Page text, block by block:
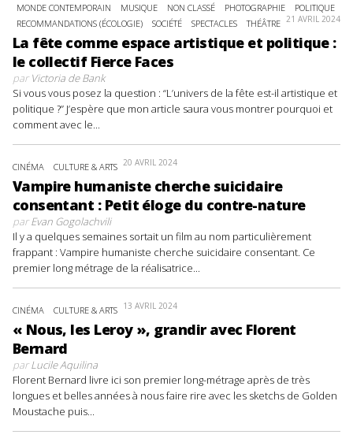
MONDE CONTEMPORAIN
MUSIQUE NON CLASSÉ PHOTOGRAPHIE
POLITIQUE
RECOMMANDATIONS (ÉCOLOGIE)
SOCIÉTÉ SPECTACLES THÉÂTRE 21 AVRIL 2024
La fête comme espace artistique et politique :
le collectif Fierce Faces
parVictoria de Bank
Si vous vous posez la question : “L’univers de la fête est-il artistique et
politique ?” J’espère que mon article saura vous montrer pourquoi et
comment avec le...
CINÉMA CULTURE & ARTS 20 AVRIL 2024
Vampire humaniste cherche suicidaire
consentant : Petit éloge du contre-nature
parEvan Gogolachvili
Il y a quelques semaines sortait un film au nom particulièrement
frappant : Vampire humaniste cherche suicidaire consentant. Ce
premier long métrage de la réalisatrice...
CINÉMA CULTURE & ARTS 13 AVRIL 2024
« Nous, les Leroy », grandir avec Florent
Bernard
parLucile Aquilina
Florent Bernard livre ici son premier long-métrage après de très
longues et belles années à nous faire rire avec les sketchs de Golden
Moustache puis...